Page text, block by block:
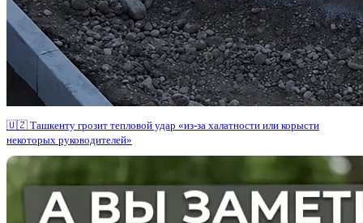
🇺🇿 Ташкенту грозит тепловой удар «из-за халатности или корысти
некоторых руководителей»